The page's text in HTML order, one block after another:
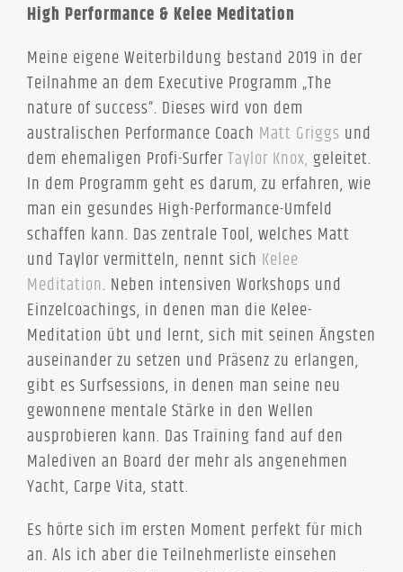
High Performance & Kelee Meditation
Meine eigene Weiterbildung bestand 2019 in der
Teilnahme an dem Executive Programm „The
nature of success“. Dieses wird von dem
australischen Performance Coach Matt Griggs und
dem ehemaligen Profi-SurferTaylor Knox, geleitet.
In dem Programm geht es darum, zu erfahren, wie
man ein gesundes High-Performance-Umfeld
schaffen kann. Das zentrale Tool, welches Matt
und Taylor vermitteln, nennt sich Kelee
Meditation. Neben intensiven Workshops und
Einzelcoachings, in denen man die Kelee-
Meditation übt und lernt, sich mit seinen Ängsten
auseinander zu setzen und Präsenz zu erlangen,
gibt es Surfsessions, in denen man seine neu
gewonnene mentale Stärke in den Wellen
ausprobieren kann. Das Training fand auf den
Malediven an Board der mehr als angenehmen
Yacht, Carpe Vita, statt.
Es hörte sich im ersten Moment perfekt für mich
an. Als ich aber die Teilnehmerliste einsehen